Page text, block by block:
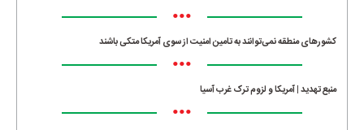
•••
کشورهای منطقه نمی‌توانند به تامین امنیت از سوی آمریکا متکی باشند
•••
منبع تهدید | آمریکا و لزوم ترک غرب آسیا
•••